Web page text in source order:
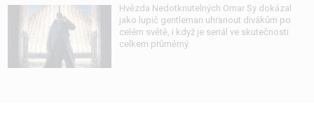
Hvězda Nedotknutelných Omar Sy dokázal
jako lupič gentleman uhranout divákům po
celém světě, i když je seriál ve skutečnosti
celkem průměrný.